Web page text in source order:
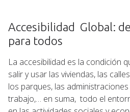
Accesibilidad Global:
para todos
La accesibilidad es la condición
salir y usar las viviendas, las
los parques, las
trabajo,… en suma, todo el